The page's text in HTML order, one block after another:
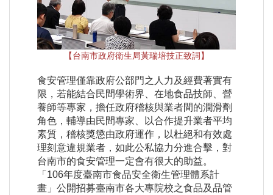
【台南市政府衛生局黃瑞培技正致詞】
食安管理僅靠政府公部門之人力及經費著實有
限，若能結合民間學術界、在地食品技師、營
養師等專家，擔任政府稽核與業者間的潤滑劑
角色，輔導由民間專家、以合作提升業者平均
素質，稽核獎懲由政府運作，以杜絕和有效處
理刻意違規業者，如此公私協力分進合擊，對
台南市的食安管理一定會有很大的助益。
「106年度臺南市食品安全衛生管理體系計
畫」公開招募臺南市各大專院校之食品及品管